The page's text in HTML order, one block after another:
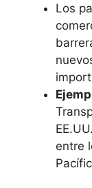
Los
entre